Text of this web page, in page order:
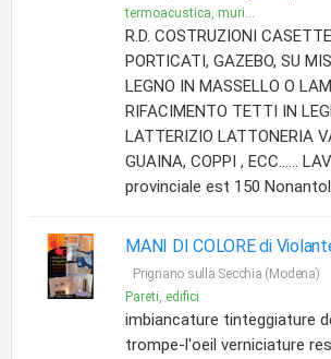
termoacustica, muri...
R.D. COSTRUZIONI
PORTICATI, GAZEBO, SU
LEGNO IN MASSELLO O
RIFACIMENTO TETTI IN
LATTERIZIO LATTONERIA
GUAINA, COPPI , ECC......
provinciale est 150
MANI DI COLORE di
Prignano sulla Secchia (Modena)
Pareti, edifici
imbiancature tinteggiature
trompe-l'oeil verniciature